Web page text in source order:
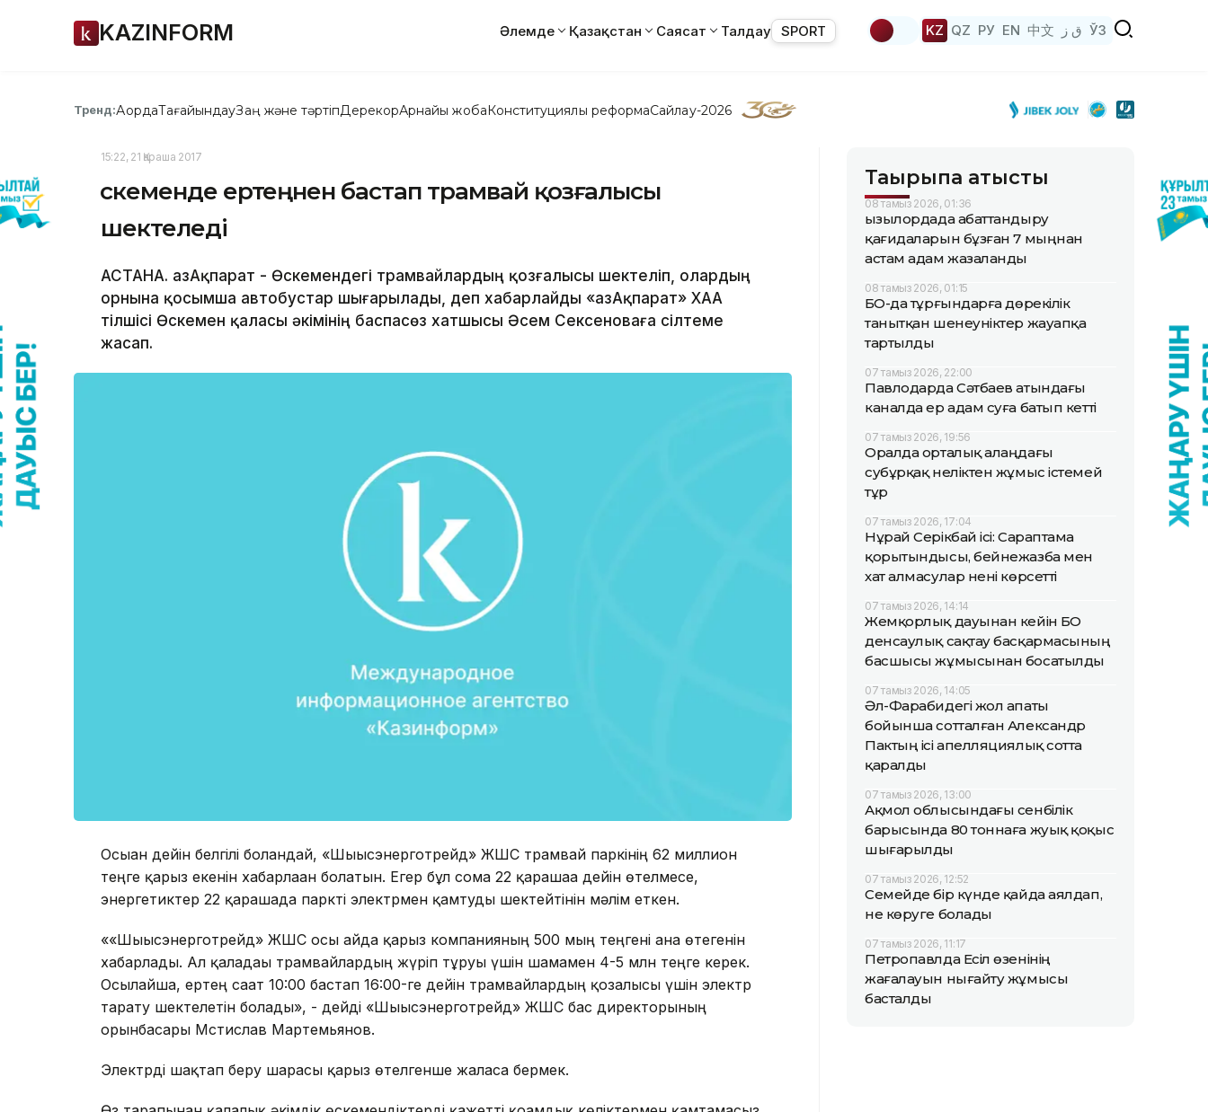
KAZINFORM Әлемде Қазақстан Саясат Талдау SPORT KZ QZ РУ EN 中文 ق ز ЎЗ
Тренд:АқордаТағайындауЗаң және тәртіпДерекқорАрнайы жобаКонституциялық реформаСайлау-2026
15:22, 21 Қараша 2017
Өскеменде ертеңнен бастап трамвай қозғалысы
шектеледі
АСТАНА. ҚазАқпарат - Өскемендегі трамвайлардың қозғалысы шектеліп, олардың
орнына қосымша автобустар шығарылады, деп хабарлайды «ҚазАқпарат» ХАА
тілшісі Өскемен қаласы әкімінің баспасөз хатшысы Әсем Сексеноваға сілтеме
жасап.
Осыған дейін белгілі болғандай, «Шығысэнерготрейд» ЖШС трамвай паркінің 62 миллион
теңге қарыз екенін хабарлаған болатын. Егер бұл сома 22 қарашаға дейін өтелмесе,
энергетиктер 22 қарашада паркті электрмен қамтуды шектейтінін мәлім еткен.
««Шығысэнерготрейд» ЖШС осы айда қарыз компанияның 500 мың теңгені ғана өтегенін
хабарлады. Ал қаладағы трамвайлардың жүріп тұруы үшін шамамен 4-5 млн теңге керек.
Осылайша, ертең сағат 10:00 бастап 16:00-ге дейін трамвайлардың қозғалысы үшін электр
тарату шектелетін болады», - дейді «Шығысэнерготрейд» ЖШС бас директорының
орынбасары Мстислав Мартемьянов.
Электрді шақтап беру шарасы қарыз өтелгенше жалғаса бермек.
Тақырыпқа қатысты
08 тамыз 2026, 01:36
Қызылордада абаттандыру
қағидаларын бұзған 7 мыңнан
астам адам жазаланды
08 тамыз 2026, 01:15
БҚО-да тұрғындарға дөрекілік
танытқан шенеуніктер жауапқа
тартылды
07 тамыз 2026, 22:00
Павлодарда Сәтбаев атындағы
каналда ер адам суға батып кетті
07 тамыз 2026, 19:56
Оралда орталық алаңдағы
субұрқақ неліктен жұмыс істемей
тұр
07 тамыз 2026, 17:04
Нұрай Серікбай ісі: Сараптама
қорытындысы, бейнежазба мен
хат алмасулар нені көрсетті
07 тамыз 2026, 14:14
Жемқорлық дауынан кейін БҚО
денсаулық сақтау басқармасының
басшысы жұмысынан босатылды
07 тамыз 2026, 14:05
Әл-Фарабидегі жол апаты
бойынша сотталған Александр
Пактың ісі апелляциялық сотта
қаралды
07 тамыз 2026, 13:00
Ақмол облысындағы сенбілік
барысында 80 тоннаға жуық қоқыс
шығарылды
07 тамыз 2026, 12:52
Семейде бір күнде қайда аялдап,
не көруге болады
07 тамыз 2026, 11:17
Петропавлда Есіл өзенінің
жағалауын нығайту жұмысы
басталды